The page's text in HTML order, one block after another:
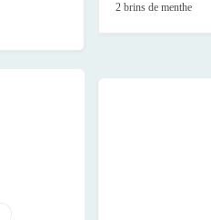
2 brins de menthe